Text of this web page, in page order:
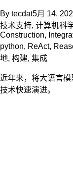
By tecdat5月 14,
技术支持, 计算机科
Construction,
python, ReAct,
地, 构建, 集成
近年来，将大语言
技术快速演进。